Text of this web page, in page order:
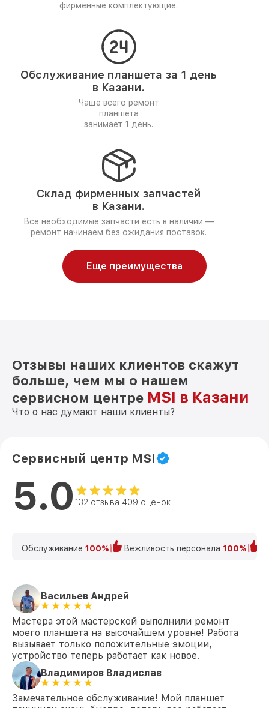
фирменные комплектующие.
Обслуживание планшета за 1 день
в Казани.
Чаще всего ремонт
планшета
занимает 1 день.
Склад фирменных запчастей
в Казани.
Все необходимые запчасти есть в наличии —
ремонт начинаем без ожидания поставок.
Еще преимущества
Отзывы наших клиентов скажут
больше, чем мы о нашем
сервисном центре MSI в Казани
Что о нас думают наши клиенты?
Сервисный центр MSI
5.0 132 отзыва 409 оценок
Обслуживание 100% Вежливость персонала 100%
Васильев Андрей
Мастера этой мастерской выполнили ремонт
моего планшета на высочайшем уровне! Работа
вызывает только положительные эмоции,
устройство теперь работает как новое.
Владимиров Владислав
Замечательное обслуживание! Мой планшет